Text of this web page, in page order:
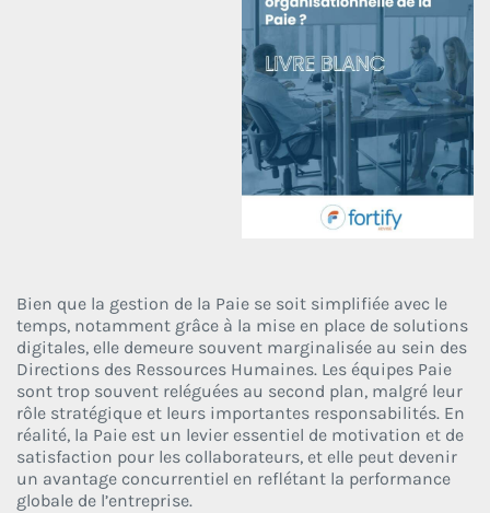
Bien que la gestion de la Paie se soit simplifiée avec le
temps, notamment grâce à la mise en place de solutions
digitales, elle demeure souvent marginalisée au sein des
Directions des Ressources Humaines. Les équipes Paie
sont trop souvent reléguées au second plan, malgré leur
rôle stratégique et leurs importantes responsabilités. En
réalité, la Paie est un levier essentiel de motivation et de
satisfaction pour les collaborateurs, et elle peut devenir
un avantage concurrentiel en reflétant la performance
globale de l’entreprise.